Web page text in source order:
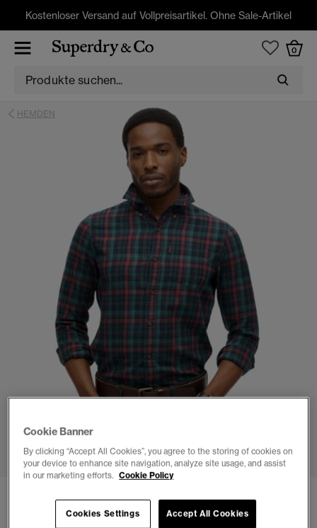
Kostenloser Versand auf Vollpreisartikel. Ohne Sale-Artikel
0
HEMDEN
1
Vintage Karohemd aus Bio-Baumwolle
Cookie Banner
By clicking “Accept All Cookies”, you agree to the storing of cookies on
your device to enhance site navigation, analyze site usage, and assist
in our marketing efforts. Cookie Policy
Accept All Cookies
Cookies Settings